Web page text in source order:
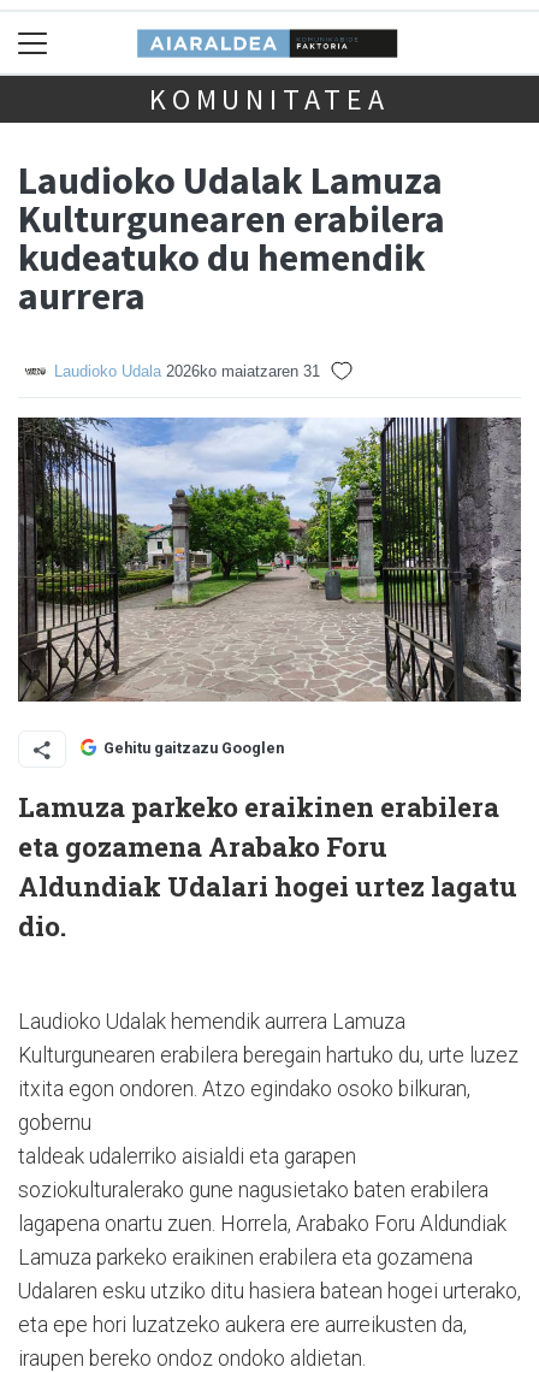
KOMUNITATEA
Laudioko Udalak Lamuza
Kulturgunearen erabilera
kudeatuko du hemendik
aurrera
Laudioko Udala 2026ko maiatzaren 31
Gehitu gaitzazu Googlen
Lamuza parkeko eraikinen erabilera
eta gozamena Arabako Foru
Aldundiak Udalari hogei urtez lagatu
dio.
Laudioko Udalak hemendik aurrera Lamuza
Kulturgunearen erabilera beregain hartuko du, urte luzez
itxita egon ondoren. Atzo egindako osoko bilkuran,
gobernu
taldeak udalerriko aisialdi eta garapen
soziokulturalerako gune nagusietako baten erabilera
lagapena onartu zuen. Horrela, Arabako Foru Aldundiak
Lamuza parkeko eraikinen erabilera eta gozamena
Udalaren esku utziko ditu hasiera batean hogei urterako,
eta epe hori luzatzeko aukera ere aurreikusten da,
iraupen bereko ondoz ondoko aldietan.